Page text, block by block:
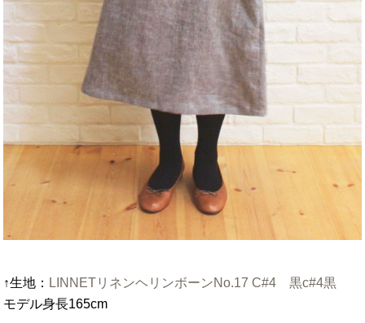
↑生地： LINNETリネンヘリンボーンNo.17 C#4 黒c#4黒
モデル身長165cm